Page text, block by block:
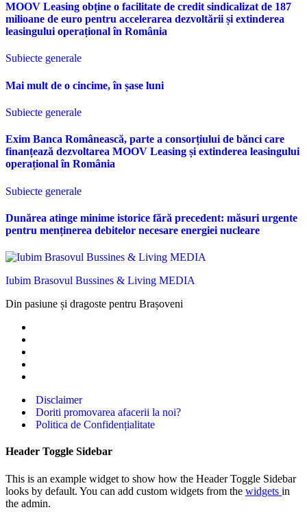
MOOV Leasing obține o facilitate de credit sindicalizat de 187
milioane de euro pentru accelerarea dezvoltării și extinderea
leasingului operațional în România
Subiecte generale
Mai mult de o cincime, în șase luni
Subiecte generale
Exim Banca Românească, parte a consorțiului de bănci care
finanțează dezvoltarea MOOV Leasing și extinderea leasingului
operațional în România
Subiecte generale
Dunărea atinge minime istorice fără precedent: măsuri urgente
pentru menținerea debitelor necesare energiei nucleare
Iubim Brasovul Bussines & Living MEDIA
Din pasiune și dragoste pentru Brașoveni
Disclaimer
Doriti promovarea afacerii la noi?
Politica de Confidențialitate
Header Toggle Sidebar
This is an example widget to show how the Header Toggle Sidebar
looks by default. You can add custom widgets from the widgets in
the admin.